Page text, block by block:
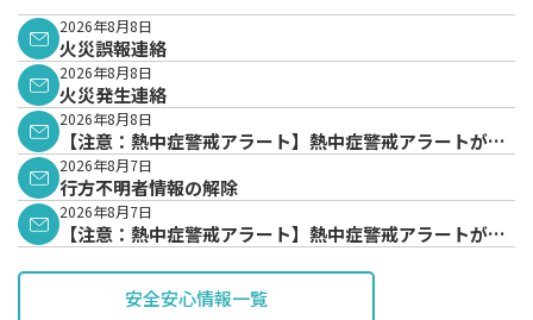
2026年8月8日
火災誤報連絡
2026年8月8日
火災発生連絡
2026年8月8日
【注意：熱中症警戒アラート】熱中症警戒アラートが発
表されています。
2026年8月7日
行方不明者情報の解除
2026年8月7日
【注意：熱中症警戒アラート】熱中症警戒アラートが発
安全安心情報一覧